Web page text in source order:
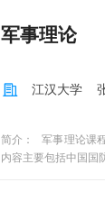
教学中，每学期4学
程以《全国普通高等
介绍奥林匹克和体
育概述第二章 健康
军事理论
江汉大学
简介： 军事理论课
内容主要包括中国国